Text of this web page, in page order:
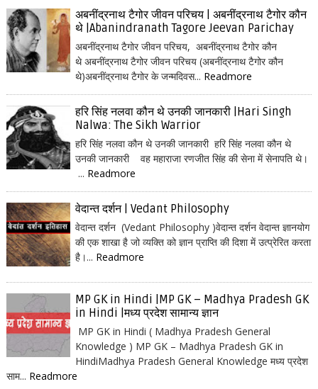
अबनींद्रनाथ टैगोर जीवन परिचय | अबनींद्रनाथ टैगोर कौन
थे |Abanindranath Tagore Jeevan Parichay
अबनींद्रनाथ टैगोर जीवन परिचय, अबनींद्रनाथ टैगोर कौन
थे अबनींद्रनाथ टैगोर जीवन परिचय (अबनींद्रनाथ टैगोर कौन
थे)अबनींद्रनाथ टैगोर के जन्मदिवस... Readmore
हरि सिंह नलवा कौन थे उनकी जानकारी |Hari Singh
Nalwa: The Sikh Warrior
हरि सिंह नलवा कौन थे उनकी जानकारी हरि सिंह नलवा कौन थे
उनकी जानकारी वह महाराजा रणजीत सिंह की सेना में सेनापति थे।
... Readmore
वेदान्त दर्शन | Vedant Philosophy
वेदान्त दर्शन (Vedant Philosophy )वेदान्त दर्शन वेदान्त ज्ञानयोग
की एक शाखा है जो व्यक्ति को ज्ञान प्राप्ति की दिशा में उत्प्रेरित करता
है।... Readmore
MP GK in Hindi |MP GK – Madhya Pradesh GK
in Hindi |मध्य प्रदेश सामान्य ज्ञान
MP GK in Hindi ( Madhya Pradesh General
Knowledge ) MP GK – Madhya Pradesh GK in
HindiMadhya Pradesh General Knowledge मध्य प्रदेश
साम... Readmore